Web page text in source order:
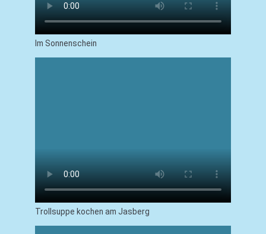
Im Sonnenschein
Trollsuppe kochen am Jasberg